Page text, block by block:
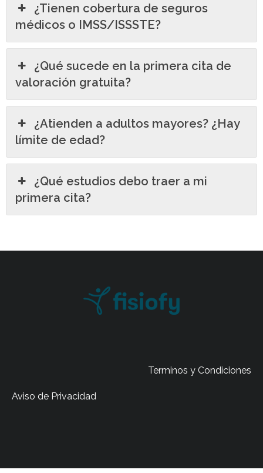
¿Tienen cobertura de seguros
médicos o IMSS/ISSSTE?
¿Qué sucede en la primera cita de
valoración gratuita?
¿Atienden a adultos mayores? ¿Hay
límite de edad?
¿Qué estudios debo traer a mi
primera cita?
Terminos y Condiciones
Aviso de Privacidad